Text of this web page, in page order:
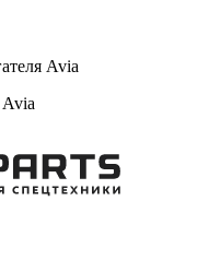
Avia
Avia